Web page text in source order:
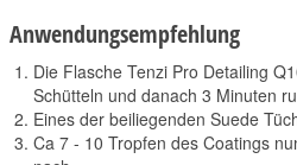
Anwendungsempfehlung
Die Flasche Tenzi Pro Detailing
Schütteln und danach 3 Minuten
Eines der beiliegenden Suede
Ca 7 - 10 Tropfen des Coatings